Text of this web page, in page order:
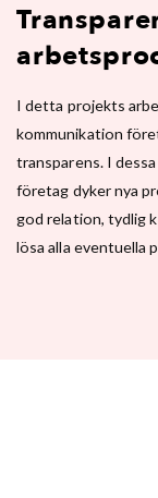
I detta projekts
kommunikation
transparens. I
företag dyker nya
god relation, tydlig
lösa alla eventuella